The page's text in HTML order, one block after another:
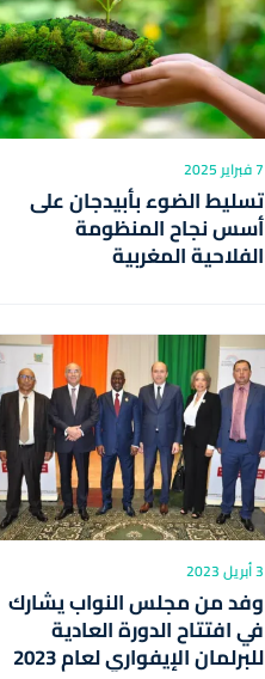
7 فبراير 2025
تسليط الضوء بأبيدجان على
أسس نجاح المنظومة
الفلاحية المغربية
3 أبريل 2023
وفد من مجلس النواب يشارك
في افتتاح الدورة العادية
للبرلمان الإيفواري لعام 2023